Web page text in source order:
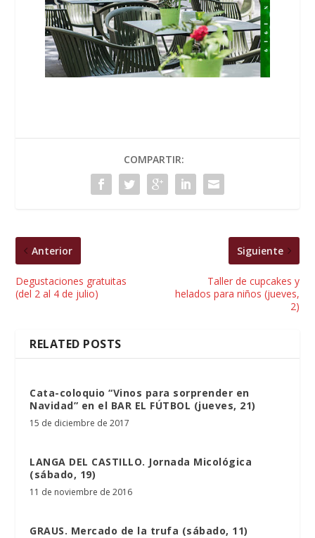
COMPARTIR:
Anterior
Degustaciones gratuitas
(del 2 al 4 de julio)
Siguiente
Taller de cupcakes y
helados para niños (jueves,
2)
RELATED POSTS
Cata-coloquio “Vinos para sorprender en
Navidad” en el BAR EL FÚTBOL (jueves, 21)
15 de diciembre de 2017
LANGA DEL CASTILLO. Jornada Micológica
(sábado, 19)
11 de noviembre de 2016
GRAUS. Mercado de la trufa (sábado, 11)